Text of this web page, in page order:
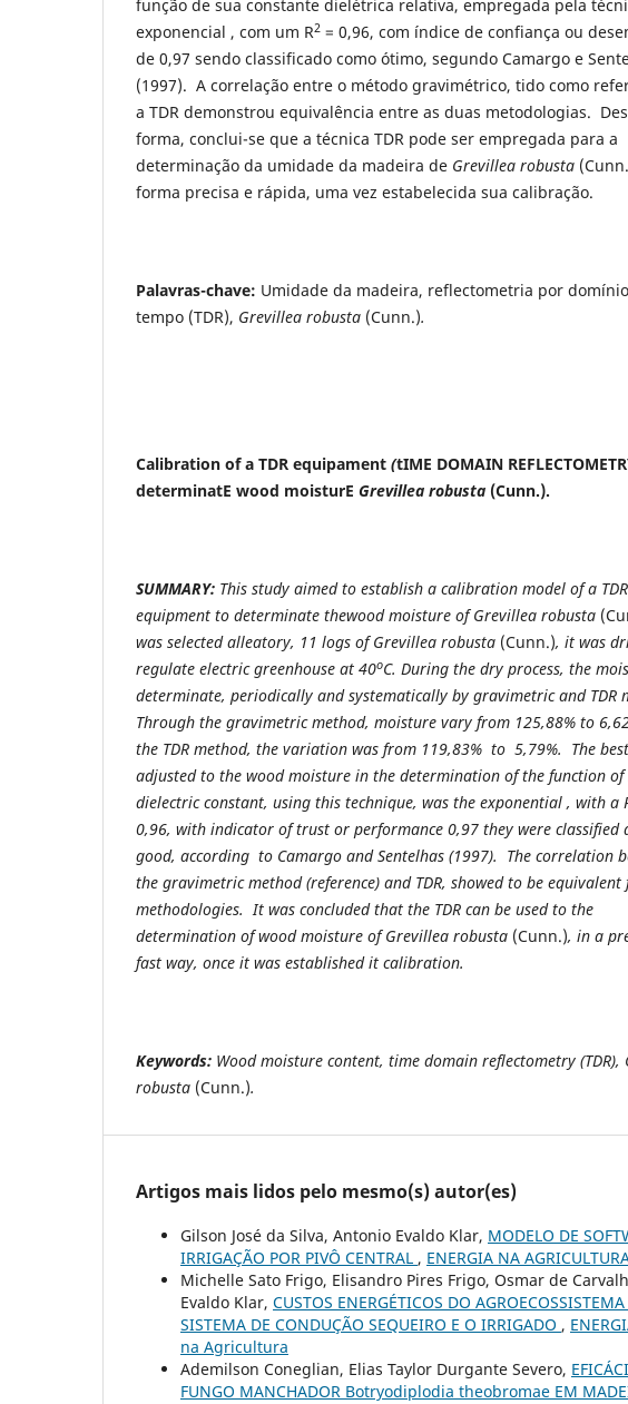
função de sua constante dielétrica relativa, empregada pela
exponencial , com um R2 = 0,96, com índice de confiança ou
de 0,97 sendo classificado como ótimo, segundo Camargo e
(1997). A correlação entre o método gravimétrico, tido como
a TDR demonstrou equivalência entre as duas metodologias.
forma, conclui-se que a técnica TDR pode ser empregada para a
determinação da umidade da madeira de Grevillea robusta
forma precisa e rápida, uma vez estabelecida sua calibração.
Palavras-chave: Umidade da madeira, reflectometria por
tempo (TDR), Grevillea robusta (Cunn.).
Calibration of a TDR equipament (tIME DOMAIN
determinatE wood moisturE Grevillea robusta (Cunn.).
SUMMARY: This study aimed to establish a calibration model of a TDR
equipment to determinate thewood moisture of Grevillea robusta
was selectedalleatory, 11 logs of Grevillea robusta (Cunn.), it was
regulate electric greenhouse at 40oC. During the dry process, the
determinate, periodically and systematically by gravimetric and TDR
Through the gravimetric method, moisture vary from 125,88% to
the TDR method, the variation was from 119,83% to 5,79%. The
adjusted to the wood moisture in the determination of the function
dielectric constant, using this technique, was the exponential , with a
0,96, with indicator of trust or performance 0,97 they were classified
good, according to Camargo and Sentelhas (1997). The correlation
the gravimetric method (reference) and TDR, showed to be
methodologies. It was concluded that the TDR can be used to the
determination of wood moisture of Grevillea robusta (Cunn.), in a
fast way, once it was established it calibration.
Keywords: Wood moisture content, time domain reflectometry (TDR),
robusta (Cunn.).
Artigos mais lidos pelo mesmo(s) autor(es)
Gilson José da Silva, Antonio Evaldo Klar, MODELO DE
IRRIGAÇÃO POR PIVÔ CENTRAL , ENERGIA NA
Michelle Sato Frigo, Elisandro Pires Frigo, Osmar de
Evaldo Klar, CUSTOS ENERGÉTICOS DO
SISTEMA DE CONDUÇÃO SEQUEIRO E O IRRIGADO ,
na Agricultura
Ademilson Coneglian, Elias Taylor Durgante Severo,
FUNGO MANCHADOR Botryodiplodia theobromae EM